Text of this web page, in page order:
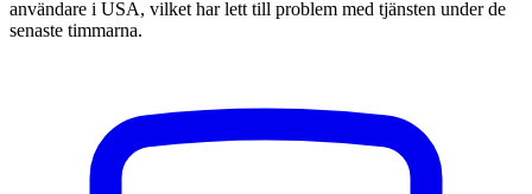
användare i USA, vilket har lett till problem med tjänsten under de
senaste timmarna.